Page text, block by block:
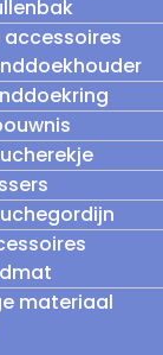
accessoires
materiaal